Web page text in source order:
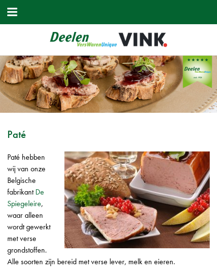
Paté
Paté hebben
wij van onze
Belgische
fabrikantDe
Spiegeleire,
waar alleen
wordt gewerkt
met verse
grondstoffen.
Alle soorten zijn bereid met verse lever, melk en eieren.